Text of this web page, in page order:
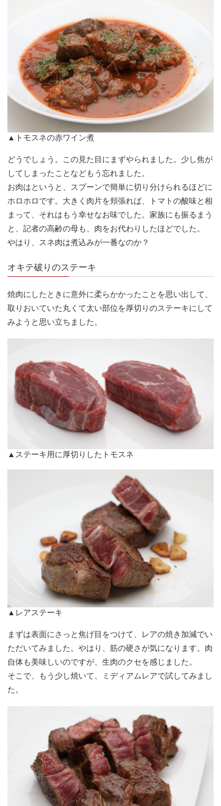
▲トモスネの赤ワイン煮
どうでしょう。この見た目にまずやられました。少し焦が
してしまったことなどもう忘れました。
お肉はというと、スプーンで簡単に切り分けられるほどに
ホロホロです。大きく肉片を頬張れば、トマトの酸味と相
まって、それはもう幸せなお味でした。家族にも振るまう
と、記者の高齢の母も、肉をお代わりしたほどでした。
やはり、スネ肉は煮込みが一番なのか？
オキテ破りのステーキ
焼肉にしたときに意外に柔らかかったことを思い出して、
取りおいていた丸くて太い部位を厚切りのステーキにして
みようと思い立ちました。
▲ステーキ用に厚切りしたトモスネ
▲レアステーキ
まずは表面にさっと焦げ目をつけて、レアの焼き加減でい
ただいてみました。やはり、筋の硬さが気になります。肉
自体も美味しいのですが、生肉のクセを感じました。
そこで、もう少し焼いて、ミディアムレアで試してみまし
た。